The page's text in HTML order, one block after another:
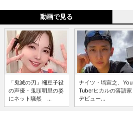
動画で見る
「鬼滅の刃」禰豆子役
の声優・鬼頭明里の姿
にネット騒然 ...
ナイツ・塙宣之、You
Tuberヒカルの落語家
デビュー...